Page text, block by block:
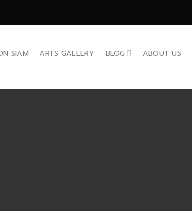
SIAM ARTS GALLERY BLOG ABOUT US